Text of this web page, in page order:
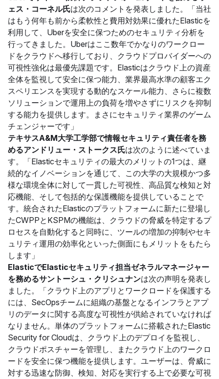
ェス・コーネル氏は次のコメントを発表しました。「当社
はもう何年も前から柔軟性と費用対効果に優れたElasticを
利用して、Uberを安全に保つためのセキュリティ分析を
行ってきました。Uberはここ数年でかなりのワークロー
ドをクラウドへ移行しており、クラウドプロバイダーへの
可視性強化は最優先課題です。Elasticはクラウド上の資産
全体を監視して安全に保つ能力、業界最高水準の顧客エク
スペリエンスを実現する動的なスケール能力、さらに複数
ソリューションで運用上の負荷を増やさずにリスクを抑制
する能力を提供します。まさにセキュリティ業界のゲーム
チェンジャーです」
テキサスA&M大学工学部で情報セキュリティ責任者を務
めるアンドリュー・ストークス氏は次のように述べていま
す。「Elasticセキュリティの最大のメリットの1つは、継
続的なイノベーションを通じて、この大学の大規模かつ多
様な環境全体に対して一貫した可視性、高品質な検知と対
応機能、そして包括的な保護機能を提供していることで
す。統合されたElasticのプラットフォームに新たに登場し
たCWPPとKSPMの機能は、クラウドの脅威を特定するプ
ロセスを自動化すると同時に、ツールの増加の抑制やセキ
ュリティ運用の効率化といった側面にもメリットをもたら
します」
ElasticでElasticセキュリティ担当ゼネラルマネージャー
を務めるサントーシュ・クリシュナンは次の声明を発表し
ました。「クラウド上のアプリとワークロードを保護する
には、SecOpsチームに組織の基盤となるインフラとアプ
リのデータに関する高度な可視性が供給されていなければ
なりません。単体のプラットフォームに搭載されたElastic
Security for Cloudは、クラウド上のデプロイを監視し、
クラウドポスチャーを管理し、またクラウド上のワークロ
ードを安全に保つ機能を提供します。ユーザーは、脅威に
対する迅速な防御、検知、対応を実行する上で必要な可視